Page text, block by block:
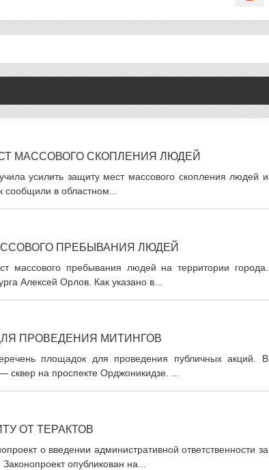
МАССОВОГО СКОПЛЕНИЯ ЛЮДЕЙ
усилить защиту мест массового скопления людей и
сообщили в областном...
ПРЕБЫВАНИЯ ЛЮДЕЙ
массового пребывания людей на территории города.
Алексей Орлов. Как указано в...
ПРОВЕДЕНИЯ МИТИНГОВ
площадок для проведения публичных акций. В
на проспекте Орджоникидзе. ...
ОТ ТЕРАКТОВ
о введении административной ответственности за
опубликован на...